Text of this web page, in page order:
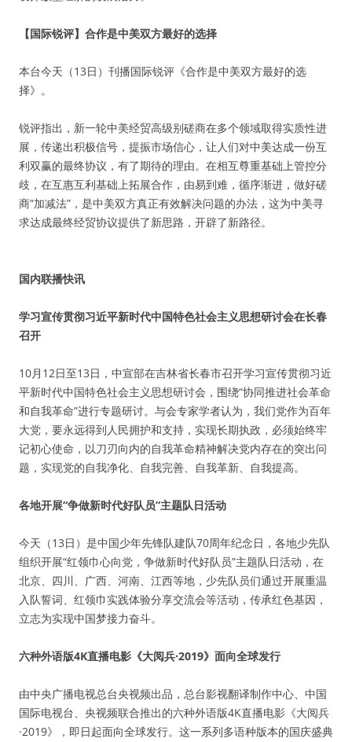
【国际锐评】合作是中美双方最好的选择
本台今天（13日）刊播国际锐评《合作是中美双方最好的选
择》。
锐评指出，新一轮中美经贸高级别磋商在多个领域取得实质性进
展，传递出积极信号，提振市场信心，让人们对中美达成一份互
利双赢的最终协议，有了期待的理由。在相互尊重基础上管控分
歧，在互惠互利基础上拓展合作，由易到难，循序渐进，做好磋
商“加减法”，是中美双方真正有效解决问题的办法，这为中美寻
求达成最终经贸协议提供了新思路，开辟了新路径。
国内联播快讯
学习宣传贯彻习近平新时代中国特色社会主义思想研讨会在长春
召开
10月12日至13日，中宣部在吉林省长春市召开学习宣传贯彻习近
平新时代中国特色社会主义思想研讨会，围绕“协同推进社会革命
和自我革命”进行专题研讨。与会专家学者认为，我们党作为百年
大党，要永远得到人民拥护和支持，实现长期执政，必须始终牢
记初心使命，以刀刃向内的自我革命精神解决党内存在的突出问
题，实现党的自我净化、自我完善、自我革新、自我提高。
各地开展“争做新时代好队员”主题队日活动
今天（13日）是中国少年先锋队建队70周年纪念日，各地少先队
组织开展“红领巾心向党，争做新时代好队员”主题队日活动，在
北京、四川、广西、河南、江西等地，少先队员们通过开展重温
入队誓词、红领巾实践体验分享交流会等活动，传承红色基因，
立志为实现中国梦接力奋斗。
六种外语版4K直播电影《大阅兵·2019》面向全球发行
由中央广播电视总台央视频出品，总台影视翻译制作中心、中国
国际电视台、央视频联合推出的六种外语版4K直播电影《大阅兵
·2019》，即日起面向全球发行。这一系列多语种版本的国庆盛典